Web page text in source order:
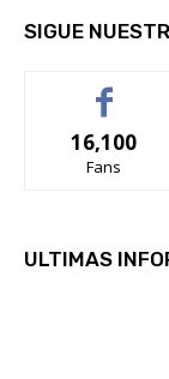
SIGUE
16,100
Fans
ULTIMAS